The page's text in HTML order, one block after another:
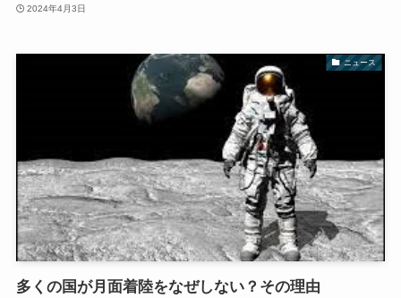
2024年4月3日
ニュース
多くの国が月面着陸をなぜしない？その理由